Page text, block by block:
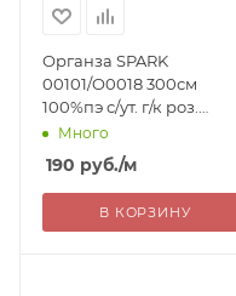
Органза SPARK
00101/O0018 300см
100%пэ с/ут. г/к роз.
коррал Ту 190=
Много
190 руб./м
В КОРЗИНУ